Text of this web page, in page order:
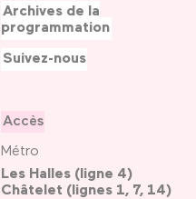
Accès
Métro
Les Halles (ligne 4)
Châtelet (lignes 1, 7, 14)
Archives de la
programmation
Suivez-nous